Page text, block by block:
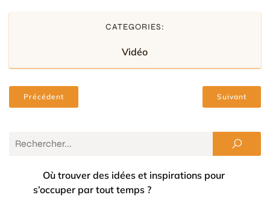
CATEGORIES:
Vidéo
Précédent Suivant
Où trouver des idées et inspirations pour
s’occuper par tout temps ?